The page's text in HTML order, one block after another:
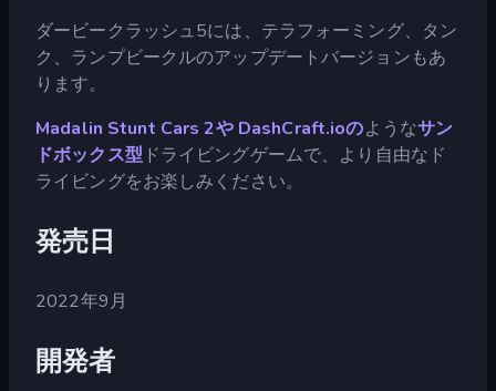
ダービークラッシュ5には、テラフォーミング、タン
ク、ランプビークルのアップデートバージョンもあ
ります。
Madalin Stunt Cars 2や DashCraft.ioのようなサン
ドボックス型ドライビングゲームで、より自由なド
ライビングをお楽しみください。
発売日
2022年9月
開発者